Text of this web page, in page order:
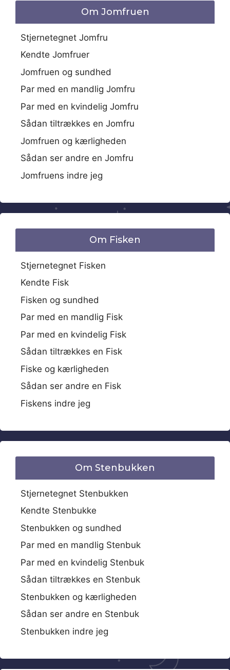
Om Jomfruen
Stjernetegnet Jomfru
Kendte Jomfruer
Jomfruen og sundhed
Par med en mandlig Jomfru
Par med en kvindelig Jomfru
Sådan tiltrækkes en Jomfru
Jomfruen og kærligheden
Sådan ser andre en Jomfru
Jomfruens indre jeg
Om Fisken
Stjernetegnet Fisken
Kendte Fisk
Fisken og sundhed
Par med en mandlig Fisk
Par med en kvindelig Fisk
Sådan tiltrækkes en Fisk
Fiske og kærligheden
Sådan ser andre en Fisk
Fiskens indre jeg
Om Stenbukken
Stjernetegnet Stenbukken
Kendte Stenbukke
Stenbukken og sundhed
Par med en mandlig Stenbuk
Par med en kvindelig Stenbuk
Sådan tiltrækkes en Stenbuk
Stenbukken og kærligheden
Sådan ser andre en Stenbuk
Stenbukken indre jeg